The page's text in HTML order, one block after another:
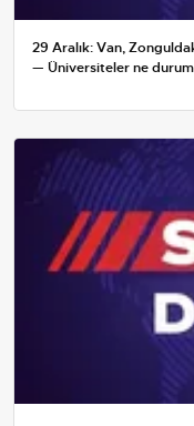
29 Aralık: Van,
— Üniversiteler ne